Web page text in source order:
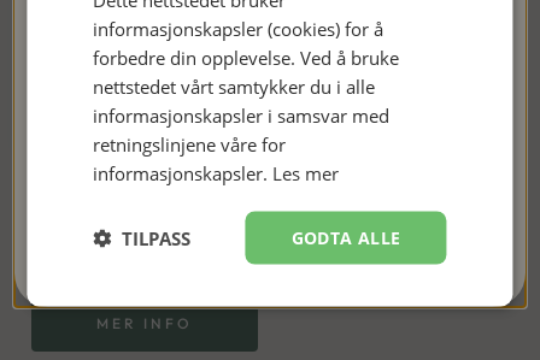
Trehusbiblioteket
MER INFO
med informasjon om nye bøker og gode tilbud. 😊
JEG ER MED!
Nei takk, kanskje senere
informasjonskapsler (cookies) for å
forbedre din opplevelse. Ved å bruke
nettstedet vårt samtykker du i alle
informasjonskapsler i samsvar med
retningslinjene våre for
informasjonskapsler. Les mer
GODTA ALLE
TILPASS